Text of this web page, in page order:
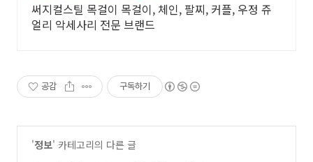
써지컬스틸 목걸이 목걸이, 체인, 팔찌, 커플, 우정 쥬
얼리 악세사리 전문 브랜드
공감 구독하기
'정보' 카테고리의 다른 글